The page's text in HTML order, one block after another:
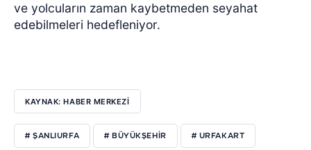
ve yolcuların zaman kaybetmeden seyahat
edebilmeleri hedefleniyor.
KAYNAK: HABER MERKEZİ
# ŞANLIURFA # BÜYÜKŞEHIR # URFAKART